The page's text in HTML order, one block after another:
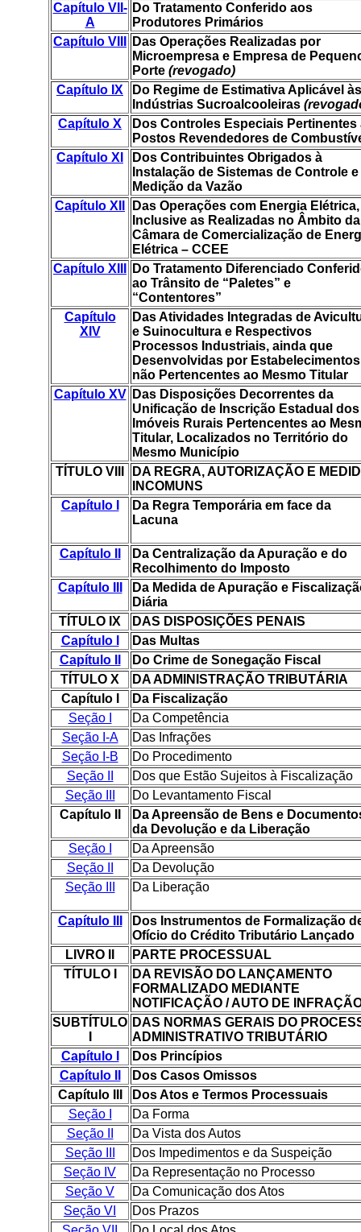
Capítulo VII-
A
Do Tratamento Conferido aos
Produtores Primários
Capítulo VIII
Das Operações Realizadas por
Microempresa e Empresa de
Porte (revogado)
Capítulo IX
Do Regime de Estimativa Aplicável às
Indústrias Sucroalcooleiras
Capítulo X
Dos Controles Especiais Pertinentes
Postos Revendedores de
Capítulo XI
Dos Contribuintes Obrigados à
Instalação de Sistemas de Controle e
Medição da Vazão
Capítulo XII
Das Operações com Energia Elétrica,
Inclusive as Realizadas no Âmbito da
Câmara de Comercialização de
Elétrica – CCEE
Capítulo XIII
Do Tratamento Diferenciado
ao Trânsito de “Paletes” e
“Contentores”
Capítulo
XIV
Das Atividades Integradas de
e Suinocultura e Respectivos
Processos Industriais, ainda que
Desenvolvidas por Estabelecimentos
não Pertencentes ao Mesmo Titular
Capítulo XV
Das Disposições Decorrentes da
Unificação de Inscrição Estadual dos
Imóveis Rurais Pertencentes ao
Titular, Localizados no Território do
Mesmo Município
TÍTULO VIII
DA REGRA, AUTORIZAÇÃO E
INCOMUNS
Capítulo I
Da Regra Temporária em face da
Lacuna
Capítulo II
Da Centralização da Apuração e do
Recolhimento do Imposto
Capítulo III
Da Medida de Apuração e
Diária
TÍTULO IX
DAS DISPOSIÇÕES PENAIS
Capítulo I
Das Multas
Capítulo II
Do Crime de Sonegação Fiscal
TÍTULO X
DA ADMINISTRAÇÃO TRIBUTÁRIA
Capítulo I
Da Fiscalização
Seção I
Da Competência
Seção I-A
Das Infrações
Seção I-B
Do Procedimento
Seção II
Dos que Estão Sujeitos à Fiscalização
Seção III
Do Levantamento Fiscal
Capítulo II
Da Apreensão de Bens e
da Devolução e da Liberação
Seção I
Da Apreensão
Seção II
Da Devolução
Seção III
Da Liberação
Capítulo III
Dos Instrumentos de Formalização
Ofício do Crédito Tributário Lançado
LIVRO II
PARTE PROCESSUAL
TÍTULO I
DA REVISÃO DO LANÇAMENTO
FORMALIZADO MEDIANTE
NOTIFICAÇÃO / AUTO DE
SUBTÍTULO DAS NORMAS GERAIS DO
ADMINISTRATIVO TRIBUTÁRIO
Capítulo I
Dos Princípios
Capítulo II
Dos Casos Omissos
Capítulo III
Dos Atos e Termos Processuais
Seção I
Da Forma
Seção II
Da Vista dos Autos
Seção III
Dos Impedimentos e da Suspeição
Seção IV
Da Representação no Processo
Seção V
Da Comunicação dos Atos
Seção VI
Dos Prazos